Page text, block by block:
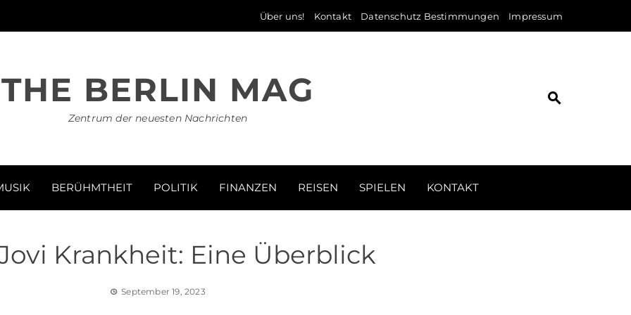
Über uns! Kontakt Datenschutz Bestimmungen Impressum
THE BERLIN MAG
Zentrum der neuesten Nachrichten
BERÜHMTHEIT POLITIK FINANZEN REISEN SPIELEN KONTAKT
Krankheit: Eine Überblick
September 19, 2023